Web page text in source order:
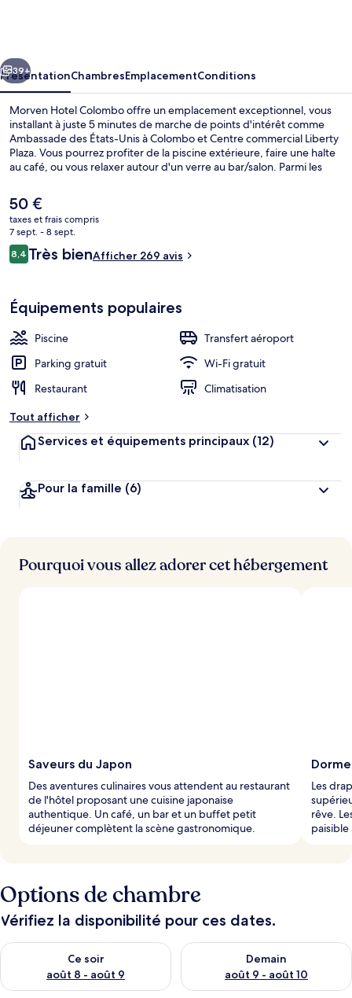
Suivant
39+
PrésentationChambresEmplacementConditions
Morven Hotel Colombo offre un emplacement exceptionnel, vous
installant à juste 5 minutes de marche de points d'intérêt comme
Ambassade des États-Unis à Colombo et Centre commercial Liberty
Plaza. Vous pourrez profiter de la piscine extérieure, faire une halte
au café, ou vous relaxer autour d'un verre au bar/salon. Parmi les
et une terrasse.
Le
prix
actuel
est
de
50 €
taxes et frais compris
7 sept. - 8 sept.
Avis
voyageurs
8,48,4 sur 10
Très bienAfficher 269 avis
Équipements populaires
Piscine
Transfert aéroport
Parking gratuit
Wi-Fi gratuit
Restaurant
Climatisation
Tout afficher
Services et équipements principaux (12)
Pour la famille (6)
Pourquoi vous allez adorer cet hébergement
Saveurs du Japon
Des aventures culinaires vous attendent au restaurant
de l'hôtel proposant une cuisine japonaise
authentique. Un café, un bar et un buffet petit
déjeuner complètent la scène gastronomique.
Les
rêve.
paisible
Options de chambre
Vérifiez la disponibilité pour ces dates.
Ce soir
août 8 - août 9
Vérifier la disponibilité pour ce soir août 8 - août 9
Demain
août 9 - août 10
Vérifier la disponibilité pour